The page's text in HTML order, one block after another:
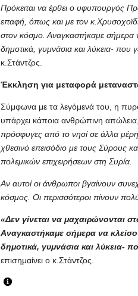
Πρόκειται να έρθει ο υφυπουργός
επαφή, όπως και με τον
στον κόσμο. Αναγκαστήκαμε σήμερα
δημοτικά, γυμνάσια και λύκεια- που
κ.Στάντζος.
Έκκληση για μεταφορά
Σύμφωνα με τα λεγόμενά του, η
υπάρχει κάποια ανθρώπινη
πρόσφυγες από το νησί σε άλλα
χθεσινό επεισόδιο με τους Σύρους
πολεμικών επιχειρήσεων στη Συρία.
Αν αυτοί οι άνθρωποι βγαίνουν
κόσμος. Οι περισσότεροι πίνουν
«Δεν γίνεται να μαχαιρώνονται
Αναγκαστήκαμε σήμερα να
δημοτικά, γυμνάσια και λύκεια-
επισημαίνει ο κ.Στάντζος.